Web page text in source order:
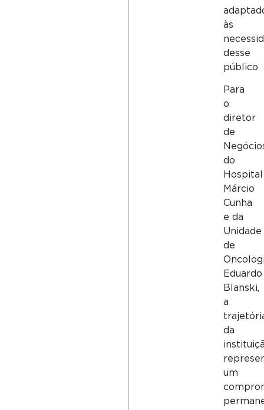
às
desse
público.
Para
o
diretor
de
do
Hospital
Márcio
Cunha
e da
Unidade
de
Eduardo
Blanski,
a
da
um